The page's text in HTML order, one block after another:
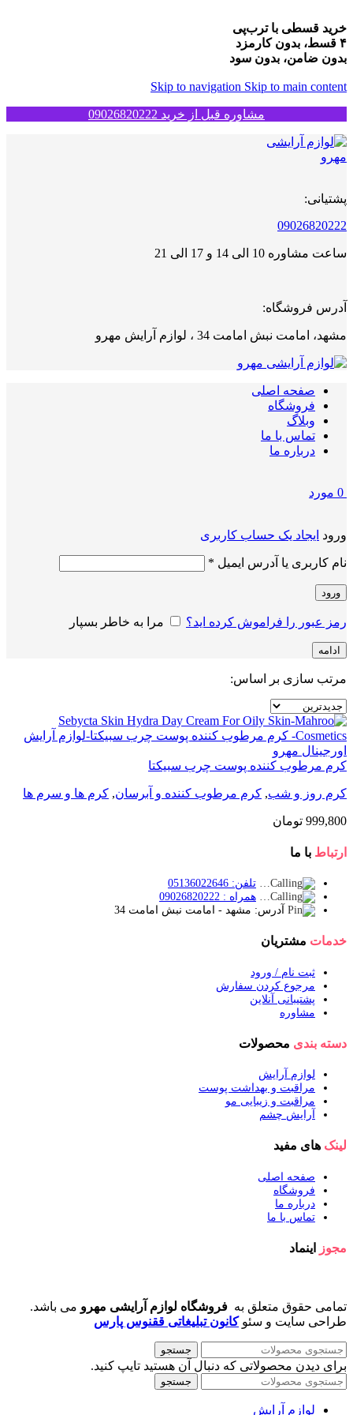
خرید قسطی با ترب‌پی
۴ قسط، بدون کارمزد
بدون ضامن، بدون سود
Skip to navigation Skip to main content
مشاوره قبل از خرید 09026820222
پشتیانی:
09026820222
ساعت مشاوره 10 الی 14 و 17 الی 21
آدرس فروشگاه:
مشهد، امامت نبش امامت 34 ، لوازم آرایش مهرو
صفحه اصلی
فروشگاه
وبلاگ
تماس با ما
درباره ما
0 مورد
ورود ایجاد یک حساب کاربری
نام کاربری یا آدرس ایمیل *
ورود
رمز عبور را فراموش کرده اید؟ مرا به خاطر بسپار
ادامه
مرتب سازی بر اساس:
کرم مرطوب کننده پوست چرب سبیکتا
کرم روز و شب, کرم مرطوب کننده و آبرسان, کرم ها و سرم ها
999,800 تومان
ارتباط با ما
تلفن: 05136022646
همراه : 09026820222
آدرس: مشهد - امامت نبش امامت 34
خدمات مشتریان
ثبت نام / ورود
مرجوع کردن سفارش
پشتیبانی آنلاین
مشاوره
دسته بندی محصولات
لوازم آرایش
مراقبت و بهداشت پوست
مراقبت و زیبایی مو
آرایش چشم
لینک های مفید
صفحه اصلی
فروشگاه
درباره ما
تماس با ما
مجوز اینماد
تمامی حقوق متعلق به فروشگاه لوازم آرایشی مهرو می باشد.
طراحی سایت و سئوکانون تبلیغاتی ققنوس پارس
جستجو
برای دیدن محصولاتی که دنبال آن هستید تایپ کنید.
جستجو
لوازم آرایش